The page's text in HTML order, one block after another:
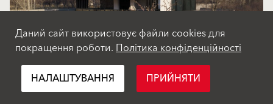
Baran Villa
Turkey
Даний сайт використовує файли cookies для
покращення роботи.Політика конфіденційності
НАЛАШТУВАННЯ
ПРИЙНЯТИ